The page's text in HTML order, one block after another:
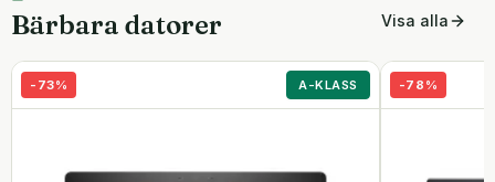
Bärbara datorer Visa alla
- 73% A-KLASS -78 %